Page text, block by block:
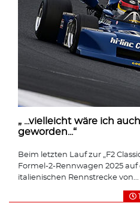
„ ...vielleicht wäre ich
geworden...“
Beim letzten Lauf zur „F2
Formel-2-Rennwagen 2025
italienischen Rennstrecke von...